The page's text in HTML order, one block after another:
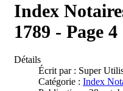
Index
1789 - Page 4
Détails
Écrit par : Super
Catégorie : Index